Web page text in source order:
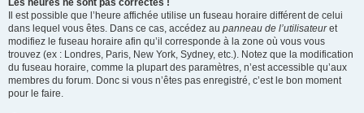
Les heures ne sont pas correctes !
Il est possible que l’heure affichée utilise un fuseau horaire différent de celui
dans lequel vous êtes. Dans ce cas, accédez au panneau de l’utilisateuret
modifiez le fuseau horaire afin qu’il corresponde à la zone où vous vous
trouvez (ex : Londres, Paris, New York, Sydney, etc.). Notez que la modification
du fuseau horaire, comme la plupart des paramètres, n’est accessible qu’aux
membres du forum. Donc si vous n’êtes pas enregistré, c’est le bon moment
pour le faire.